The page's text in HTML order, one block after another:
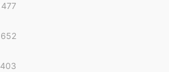
477
652
403